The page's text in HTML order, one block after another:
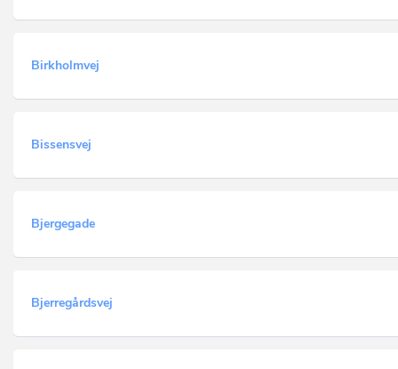
Birkholmvej
Bissensvej
Bjergegade
Bjerregårdsvej